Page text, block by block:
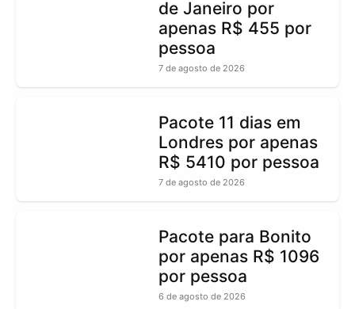
de Janeiro por
apenas R$ 455 por
pessoa
7 de agosto de 2026
Pacote 11 dias em
Londres por apenas
R$ 5410 por pessoa
7 de agosto de 2026
Pacote para Bonito
por apenas R$ 1096
por pessoa
6 de agosto de 2026